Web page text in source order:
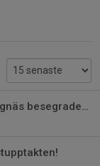
Sjätte raka segern då Viljan Strängnäs besegrades med 4-1!